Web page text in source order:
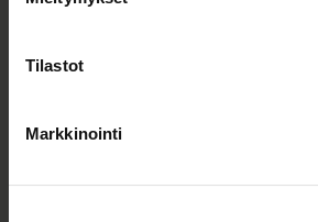
Tilastot
Markkinointi